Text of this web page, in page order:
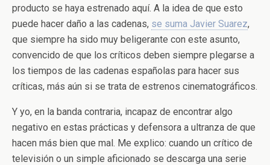
producto se haya estrenado aquí. A la idea de que esto
puede hacer daño a las cadenas, se suma Javier Suarez,
que siempre ha sido muy beligerante con este asunto,
convencido de que los críticos deben siempre plegarse a
los tiempos de las cadenas españolas para hacer sus
críticas, más aún si se trata de estrenos cinematográficos.
Y yo, en la banda contraria, incapaz de encontrar algo
negativo en estas prácticas y defensora a ultranza de que
hacen más bien que mal. Me explico: cuando un crítico de
televisión o un simple aficionado se descarga una serie